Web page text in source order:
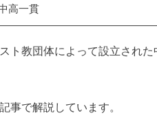
高一貫
ト教団体によって設立され
事で解説しています。